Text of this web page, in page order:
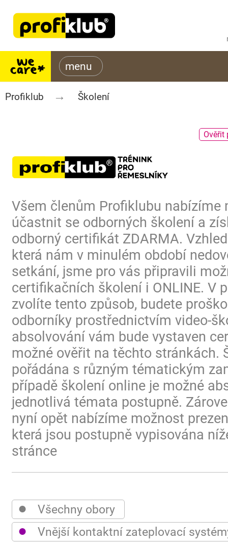
Profiklub Školení
Ověřit
Všem členům Profiklubu nabízíme
účastnit se odborných školení a
odborný certifikát ZDARMA.
která nám v minulém období
setkání, jsme pro vás připravili
certifikačních školení i ONLINE. V
zvolíte tento způsob, budete
odborníky prostřednictvím video-
absolvování vám bude vystaven
možné ověřit na těchto stránkách.
pořádána s různým tématickým
případě školení online je možné
jednotlivá témata postupně.
nyní opět nabízíme možnost
která jsou postupně vypisována
stránce
● Všechny obory
● Vnější kontaktní zateplovací